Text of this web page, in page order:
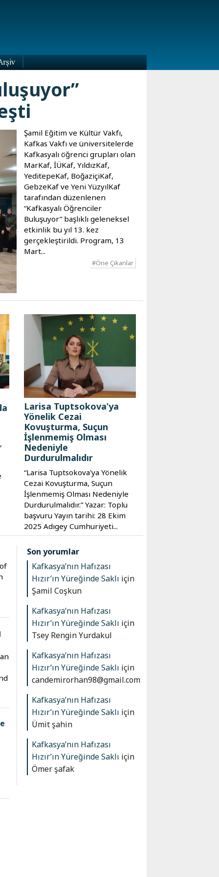
Şamil Eğitim ve Kültür Vakfı,
Kafkas Vakfı ve üniversitelerde
Kafkasyalı öğrenci grupları olan
MarKaf, İÜKaf, YıldızKaf,
YeditepeKaf, BoğaziçiKaf,
GebzeKaf ve Yeni YüzyılKaf
tarafından düzenlenen
“Kafkasyalı Öğrenciler
Buluşuyor” başlıklı geleneksel
etkinlik bu yıl 13. kez
gerçekleştirildi. Program, 13
Mart...
#Öne Çıkanlar
Larisa Tuptsokova’ya
Yönelik Cezai
Kovuşturma, Suçun
İşlenmemiş Olması
Nedeniyle
Durdurulmalıdır
“Larisa Tuptsokova'ya Yönelik
Cezai Kovuşturma, Suçun
İşlenmemiş Olması Nedeniyle
Durdurulmalıdır.” Yazar: Toplu
başvuru Yayın tarihi: 28 Ekim
2025 Adıgey Cumhuriyeti...
Son yorumlar
Kafkasya’nın Hafızası
Hızır’ın Yüreğinde Saklı için
Şamil Coşkun
Kafkasya’nın Hafızası
Hızır’ın Yüreğinde Saklı için
Tsey Rengin Yurdakul
Kafkasya’nın Hafızası
Hızır’ın Yüreğinde Saklı için
candemirorhan98@gmail.com
Kafkasya’nın Hafızası
Hızır’ın Yüreğinde Saklı için
Ümit şahin
Kafkasya’nın Hafızası
Hızır’ın Yüreğinde Saklı için
Ömer şafak